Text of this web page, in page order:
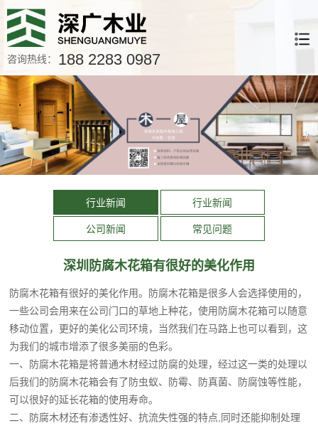
咨询热线： 188 2283 0987
行业新闻 行业新闻
公司新闻 常见问题
深圳防腐木花箱有很好的美化作用
防腐木花箱有很好的美化作用。防腐木花箱是很多人会选择使用的，
一些公司会用来在公司门口的草地上种花，使用防腐木花箱可以随意
移动位置，更好的美化公司环境，当然我们在马路上也可以看到，这
为我们的城市增添了很多美丽的色彩。
一、防腐木花箱是将普通木材经过防腐的处理，经过这一类的处理以
后我们的防腐木花箱会有了防虫蚁、防霉、防真菌、防腐蚀等性能，
可以很好的延长花箱的使用寿命。
二、防腐木材还有渗透性好、抗流失性强的特点,同时还能抑制处理